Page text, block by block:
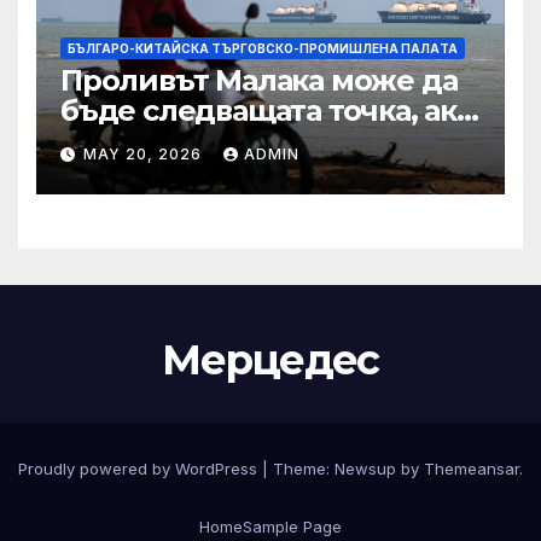
БЪЛГАРО-КИТАЙСКА ТЪРГОВСКО-ПРОМИШЛЕНА ПАЛAТА
Проливът Малака може да
бъде следващата точка, ако
Азия не внимава
MAY 20, 2026 ADMIN
Мерцедес
Proudly powered by WordPress Theme: Newsup by Themeansar.
HomeSample Page